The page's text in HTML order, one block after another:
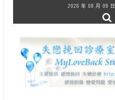
content
2026 年 08 月 08 日